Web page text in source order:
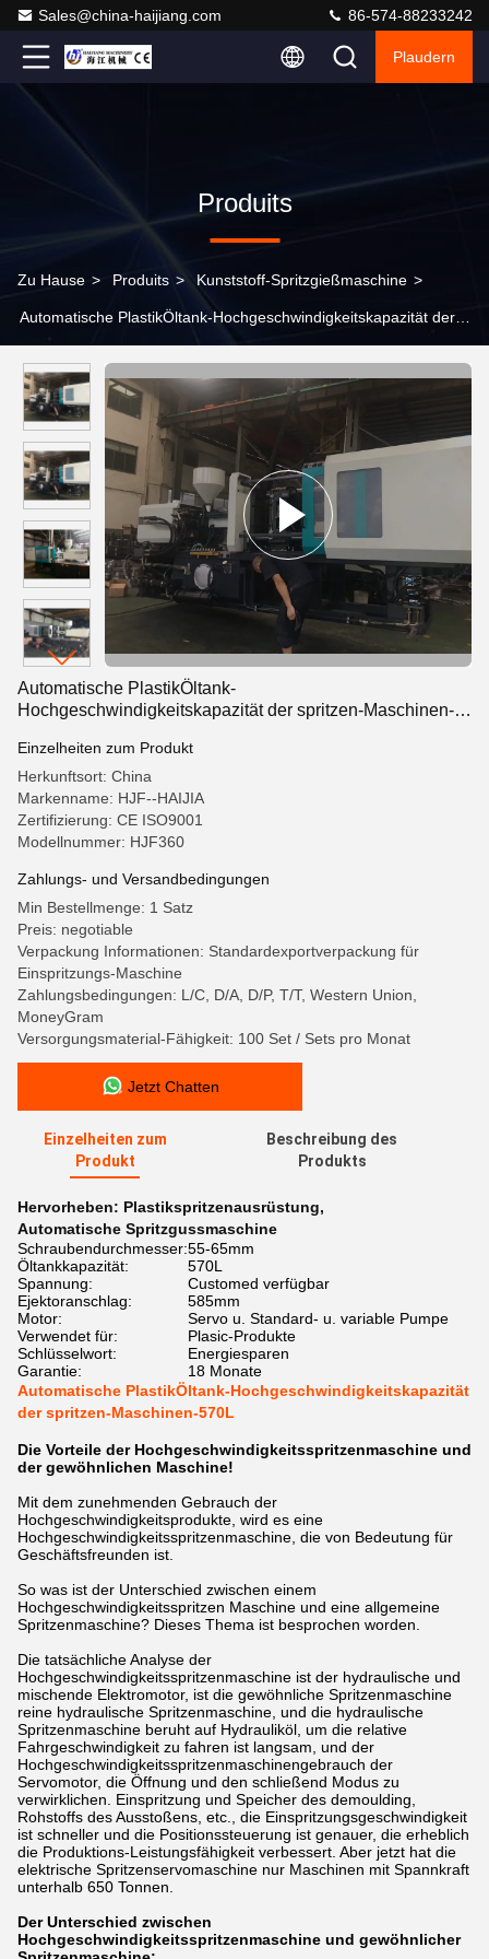
Sales@china-haijiang.com 86-574-88233242
Plaudern
Produits
Zu Hause > Produits > Kunststoff-Spritzgießmaschine >
Automatische PlastikÖltank-Hochgeschwindigkeitskapazität der
Automatische PlastikÖltank-
Hochgeschwindigkeitskapazität der spritzen-Maschinen-
Einzelheiten zum Produkt
Herkunftsort: China
Markenname: HJF--HAIJIA
Zertifizierung: CE ISO9001
Modellnummer: HJF360
Zahlungs- und Versandbedingungen
Min Bestellmenge: 1 Satz
Preis: negotiable
Verpackung Informationen: Standardexportverpackung für
Einspritzungs-Maschine
Zahlungsbedingungen: L/C, D/A, D/P, T/T, Western Union,
MoneyGram
Versorgungsmaterial-Fähigkeit: 100 Set / Sets pro Monat
Jetzt Chatten
Einzelheiten zum
Produkt
Beschreibung des
Produkts
Hervorheben: Plastikspritzenausrüstung,
Automatische Spritzgussmaschine
Schraubendurchmesser:55-65mm
Öltankkapazität:
570L
Spannung:
Customed verfügbar
Ejektoranschlag:
585mm
Motor:
Servo u. Standard- u. variable Pumpe
Verwendet für:
Plasic-Produkte
Schlüsselwort:
Energiesparen
Garantie:
18 Monate
Automatische PlastikÖltank-Hochgeschwindigkeitskapazität
der spritzen-Maschinen-570L
Die Vorteile der Hochgeschwindigkeitsspritzenmaschine und
der gewöhnlichen Maschine!
Mit dem zunehmenden Gebrauch der
Hochgeschwindigkeitsprodukte, wird es eine
Hochgeschwindigkeitsspritzenmaschine, die von Bedeutung für
Geschäftsfreunden ist.
So was ist der Unterschied zwischen einem
Hochgeschwindigkeitsspritzen Maschine und eine allgemeine
Spritzenmaschine? Dieses Thema ist besprochen worden.
Die tatsächliche Analyse der
Hochgeschwindigkeitsspritzenmaschine ist der hydraulische und
mischende Elektromotor, ist die gewöhnliche Spritzenmaschine
reine hydraulische Spritzenmaschine, und die hydraulische
Spritzenmaschine beruht auf Hydrauliköl, um die relative
Fahrgeschwindigkeit zu fahren ist langsam, und der
Hochgeschwindigkeitsspritzenmaschinengebrauch der
Servomotor, die Öffnung und den schließend Modus zu
verwirklichen. Einspritzung und Speicher des demoulding,
Rohstoffs des Ausstoßens, etc., die Einspritzungsgeschwindigkeit
ist schneller und die Positionssteuerung ist genauer, die erheblich
die Produktions-Leistungsfähigkeit verbessert. Aber jetzt hat die
elektrische Spritzenservomaschine nur Maschinen mit Spannkraft
unterhalb 650 Tonnen.
Der Unterschied zwischen
Hochgeschwindigkeitsspritzenmaschine und gewöhnlicher